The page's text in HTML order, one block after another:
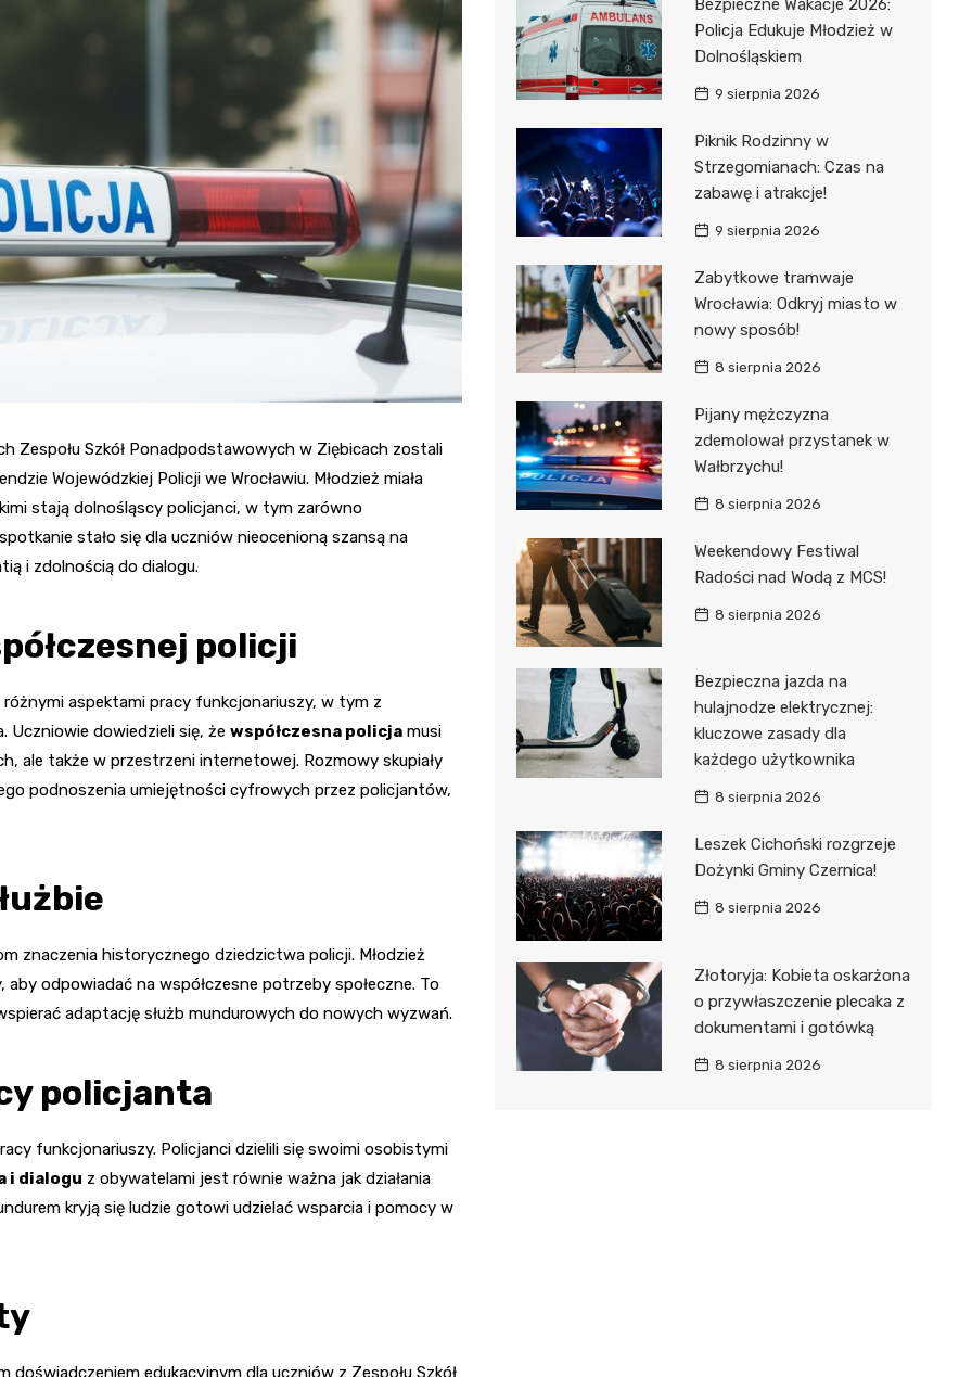
Fryzjer
Kino
Poczta
Zespołu Szkół Ponadpodstawowych w Ziębicach zostali
Wojewódzkiej Policji we Wrocławiu. Młodzież miała
stają dolnośląscy policjanci, w tym zarówno
stało się dla uczniów nieocenioną szansą na
i zdolnością do dialogu.
policji
aspektami pracy funkcjonariuszy, w tym z
Uczniowie dowiedzieli się, że współczesna policja musi
ale także w przestrzeni internetowej. Rozmowy skupiały
podnoszenia umiejętności cyfrowych przez policjantów,
znaczenia historycznego dziedzictwa policji. Młodzież
aby odpowiadać na współczesne potrzeby społeczne. To
adaptację służb mundurowych do nowych wyzwań.
policjanta
funkcjonariuszy. Policjanci dzielili się swoimi osobistymi
i dialogu z obywatelami jest równie ważna jak działania
kryją się ludzie gotowi udzielać wsparcia i pomocy w
Bezpieczne Wakacje 2026:
Policja Edukuje Młodzież w
Dolnośląskiem
9 sierpnia 2026
Piknik Rodzinny w
Strzegomianach: Czas na
zabawę i atrakcje!
9 sierpnia 2026
Zabytkowe tramwaje
Wrocławia: Odkryj miasto w
nowy sposób!
8 sierpnia 2026
Pijany mężczyzna
zdemolował przystanek w
Wałbrzychu!
8 sierpnia 2026
Weekendowy Festiwal
Radości nad Wodą z MCS!
8 sierpnia 2026
Bezpieczna jazda na
hulajnodze elektrycznej:
kluczowe zasady dla
każdego użytkownika
8 sierpnia 2026
Leszek Cichoński rozgrzeje
Dożynki Gminy Czernica!
8 sierpnia 2026
Złotoryja: Kobieta oskarżona
o przywłaszczenie plecaka z
dokumentami i gotówką
8 sierpnia 2026